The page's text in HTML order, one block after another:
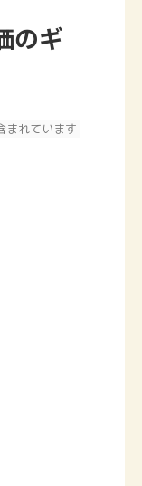
のギ
まれています